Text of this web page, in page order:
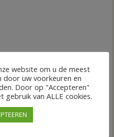
website om u de meest
door uw voorkeuren en
Door op "Accepteren"
van ALLE cookies.